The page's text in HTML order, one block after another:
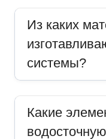
Из каких
системы?
Какие